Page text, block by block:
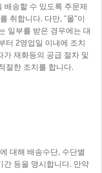
배송할 수 있도록 주문제
취합니다. 다만, "몰"이
일부를 받은 경우에는 대
터 2영업일 이내에 조치
가 재화등의 공급 절차 및
절한 조치를 합니다.
대해 배송수단, 수단별
간 등을 명시합니다. 만약